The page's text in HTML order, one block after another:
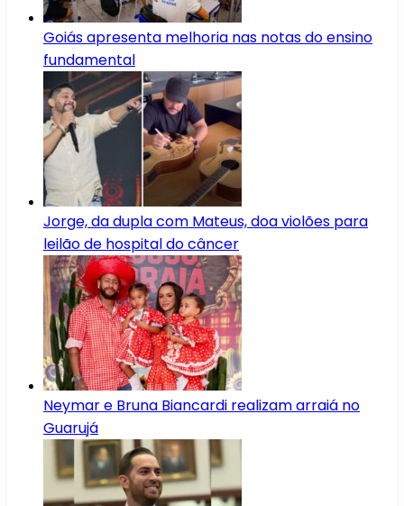
Goiás apresenta melhoria nas notas do ensino
fundamental
Jorge, da dupla com Mateus, doa violões para
leilão de hospital do câncer
Neymar e Bruna Biancardi realizam arraiá no
Guarujá